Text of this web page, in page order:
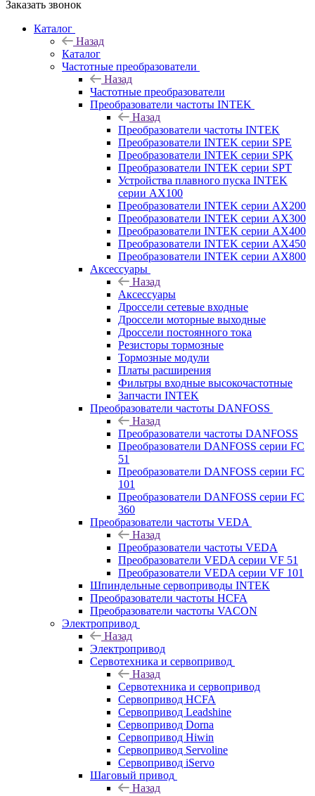
Заказать звонок
Каталог
Назад
Каталог
Частотные преобразователи
Назад
Частотные преобразователи
Преобразователи частоты INTEK
Назад
Преобразователи частоты INTEK
Преобразователи INTEK серии SPE
Преобразователи INTEK серии SPK
Преобразователи INTEK серии SPT
Устройства плавного пуска INTEK
серии AX100
Преобразователи INTEK серии AX200
Преобразователи INTEK серии AX300
Преобразователи INTEK серии AX400
Преобразователи INTEK серии AX450
Преобразователи INTEK серии AX800
Аксессуары
Назад
Аксессуары
Дроссели сетевые входные
Дроссели моторные выходные
Дроссели постоянного тока
Резисторы тормозные
Тормозные модули
Платы расширения
Фильтры входные высокочастотные
Запчасти INTEK
Преобразователи частоты DANFOSS
Назад
Преобразователи частоты DANFOSS
Преобразователи DANFOSS серии FC
51
Преобразователи DANFOSS серии FC
101
Преобразователи DANFOSS серии FC
360
Преобразователи частоты VEDA
Назад
Преобразователи частоты VEDA
Преобразователи VEDA серии VF 51
Преобразователи VEDA серии VF 101
Шпиндельные сервоприводы INTEK
Преобразователи частоты HCFA
Преобразователи частоты VACON
Электропривод
Назад
Электропривод
Сервотехника и сервопривод
Назад
Сервотехника и сервопривод
Сервопривод HCFA
Сервопривод Leadshine
Сервопривод Dorna
Сервопривод Hiwin
Сервопривод Servoline
Сервопривод iServo
Шаговый привод
Назад